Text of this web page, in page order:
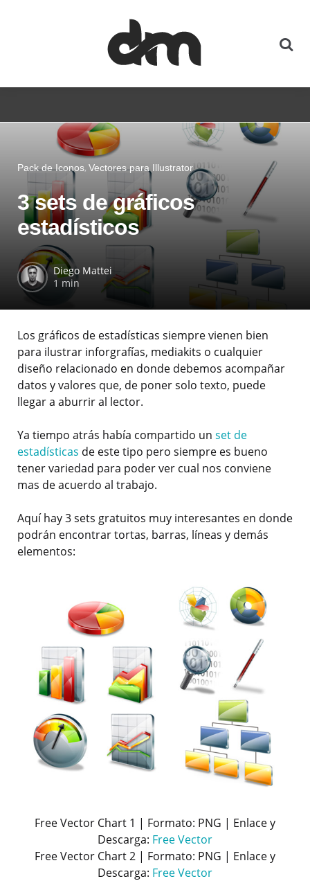
Pack de Iconos Vectores para Illustrator
3 sets de gráficos
estadísticos
Diego Mattei
1 min
Los gráficos de estadísticas siempre vienen bien
para ilustrar inforgrafías, mediakits o cualquier
diseño relacionado en donde debemos acompañar
datos y valores que, de poner solo texto, puede
llegar a aburrir al lector.
Ya tiempo atrás había compartido un set de
estadísticas de este tipo pero siempre es bueno
tener variedad para poder ver cual nos conviene
mas de acuerdo al trabajo.
Aquí hay 3 sets gratuitos muy interesantes en donde
podrán encontrar tortas, barras, líneas y demás
elementos:
Free Vector Chart 1 | Formato: PNG | Enlace y
Descarga: Free Vector
Free Vector Chart 2 | Formato: PNG | Enlace y
Descarga: Free Vector